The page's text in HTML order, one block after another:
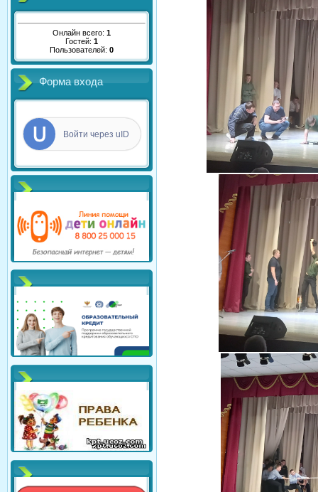
Онлайн всего: 1
Гостей: 1
Пользователей: 0
Форма входа
Войти через uID